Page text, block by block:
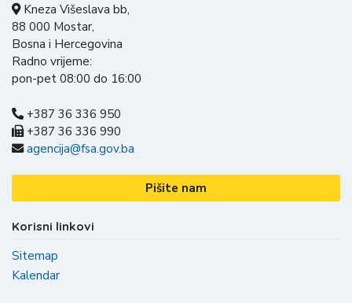
Kneza Višeslava bb,
88 000 Mostar,
Bosna i Hercegovina
Radno vrijeme:
pon-pet 08:00 do 16:00
+387 36 336 950
+387 36 336 990
agencija@fsa.gov.ba
Pišite nam
Korisni linkovi
Sitemap
Kalendar